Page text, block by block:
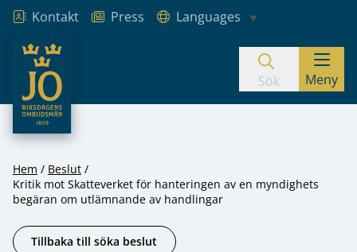
Hoppa till innehåll
Kontakt Press
Languages
JO – Riksdagens Ombudsmän
Sök Meny
Hem
Beslut
Kritik mot Skatteverket för hanteringen av en myndighets
begäran om utlämnande av handlingar
Tillbaka till söka beslut